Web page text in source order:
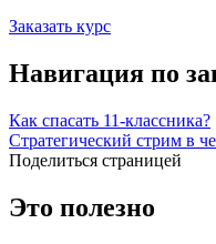
Заказать курс
Навигация по
Как спасать 11-классника?
Стратегический стрим в
Поделиться страницей
Это полезно